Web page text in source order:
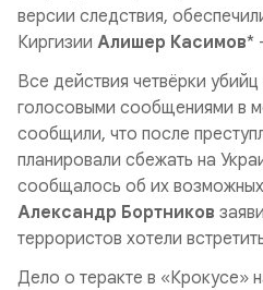
версии следствия,
Киргизии Алишер Касимов*
Все действия четвёрки
голосовыми сообщениями в
сообщили, что после
планировали сбежать на
сообщалось об их
Александр Бортников
террористов хотели
Дело о теракте в «Крокусе»